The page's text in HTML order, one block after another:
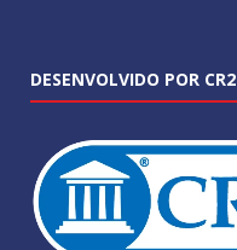
DESENVOLVIDO POR CR2